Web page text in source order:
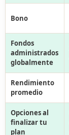
Bono
Fondos
administrados
globalmente
Rendimiento
promedio
Opciones al
finalizar tu
plan